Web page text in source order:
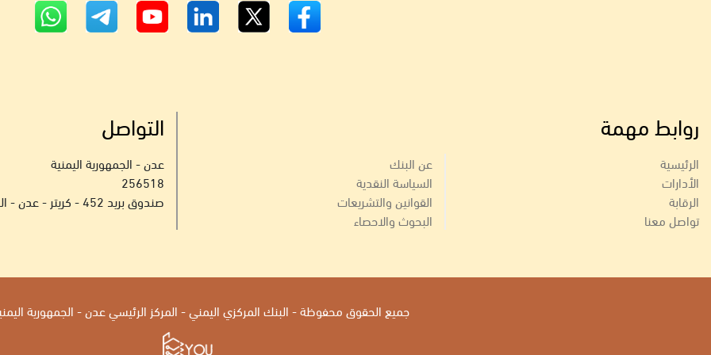
روابط مهمة
الرئيسية
الأدارات
الرقابة
تواصل معنا
عن البنك
السياسة النقدية
القوانين والتشريعات
البحوث والاحصاء
التواصل
عدن - الجمهورية اليمنية
256518
صندوق بريد 452 - كريتر - عدن - الجمهورية اليمنية
جميع الحقوق محفوظة - البنك المركزي اليمني - المركز الرئيسي عدن - الجمهورية اليمنية